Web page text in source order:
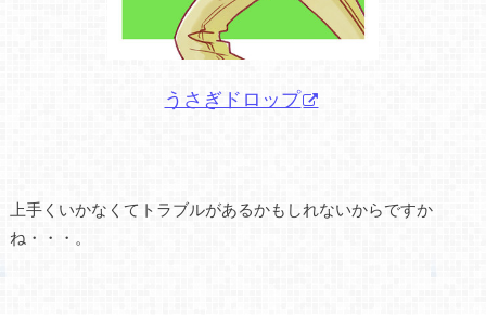
うさぎドロップ
上手くいかなくてトラブルがあるかもしれないからですか
ね・・・。